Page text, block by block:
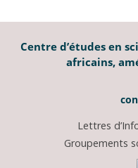
Centre d’études en
africains,
Lettres
Groupements